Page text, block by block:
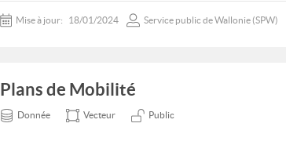
Mise à jour: 18/01/2024 Service public de Wallonie (SPW)
Plans de Mobilité
Donnée Vecteur Public